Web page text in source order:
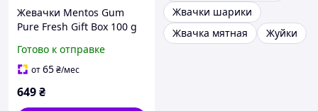
Жевачки Mentos Gum
Pure Fresh Gift Box 100 g
Готово к отправке
от65₴/мес
649₴
Жвачки шарики
Жвачка мятная
Жуйки